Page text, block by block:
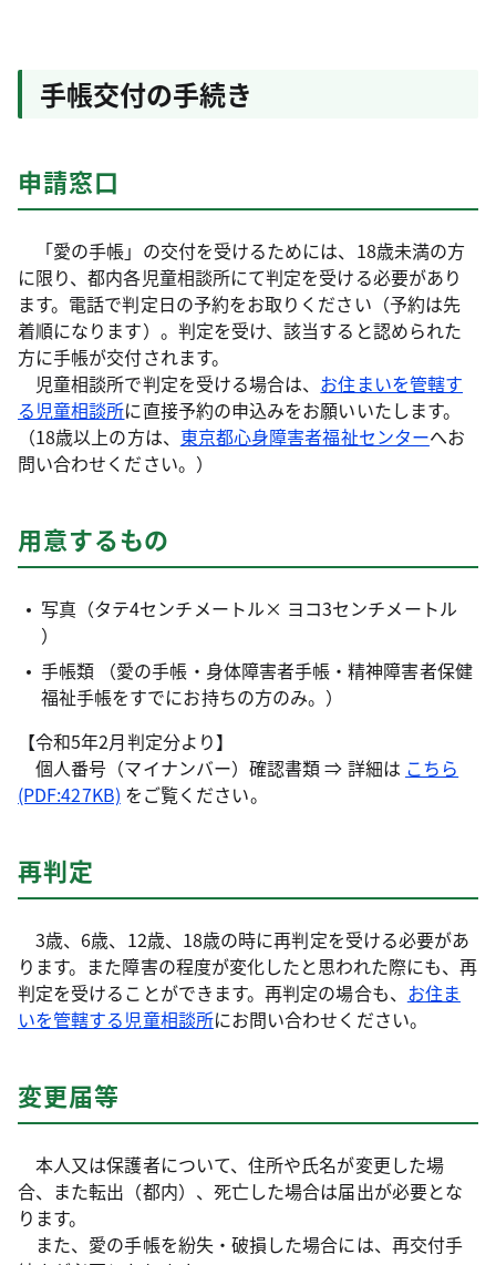
手帳交付の手続き
申請窓口
「愛の手帳」の交付を受けるためには、18歳未満の方
に限り、都内各児童相談所にて判定を受ける必要があり
ます。電話で判定日の予約をお取りください（予約は先
着順になります）。判定を受け、該当すると認められた
方に手帳が交付されます。
児童相談所で判定を受ける場合は、 お住まいを管轄す
る児童相談所に直接予約の申込みをお願いいたします。
（18歳以上の方は、 東京都心身障害者福祉センターへお
問い合わせください。）
用意するもの
写真（タテ4センチメートル× ヨコ3センチメートル
）
手帳類 （愛の手帳・身体障害者手帳・精神障害者保健
福祉手帳をすでにお持ちの方のみ。）
【令和5年2月判定分より】
個人番号（マイナンバー）確認書類 ⇒ 詳細は こちら
(PDF:427KB) をご覧ください。
再判定
3歳、6歳、12歳、18歳の時に再判定を受ける必要があ
ります。また障害の程度が変化したと思われた際にも、再
判定を受けることができます。再判定の場合も、 お住ま
いを管轄する児童相談所にお問い合わせください。
変更届等
本人又は保護者について、住所や氏名が変更した場
合、また転出（都内）、死亡した場合は届出が必要とな
ります。
また、愛の手帳を紛失・破損した場合には、再交付手